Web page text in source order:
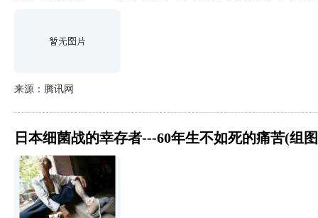
来源：腾讯网
日本细菌战的幸存者---60年生不如死的痛苦(组